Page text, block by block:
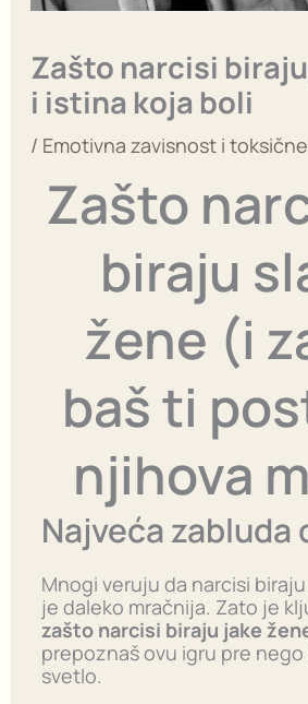
Zašto narcisi
i istina koja boli
/ Emotivna zavisnost i
Zašto
biraju
žene (i
baš ti
njihova
Najveća zabluda
Mnogi veruju da narcisi
je daleko mračnija. Zato je
zašto narcisi biraju jake
prepoznaš ovu igru pre
svetlo.